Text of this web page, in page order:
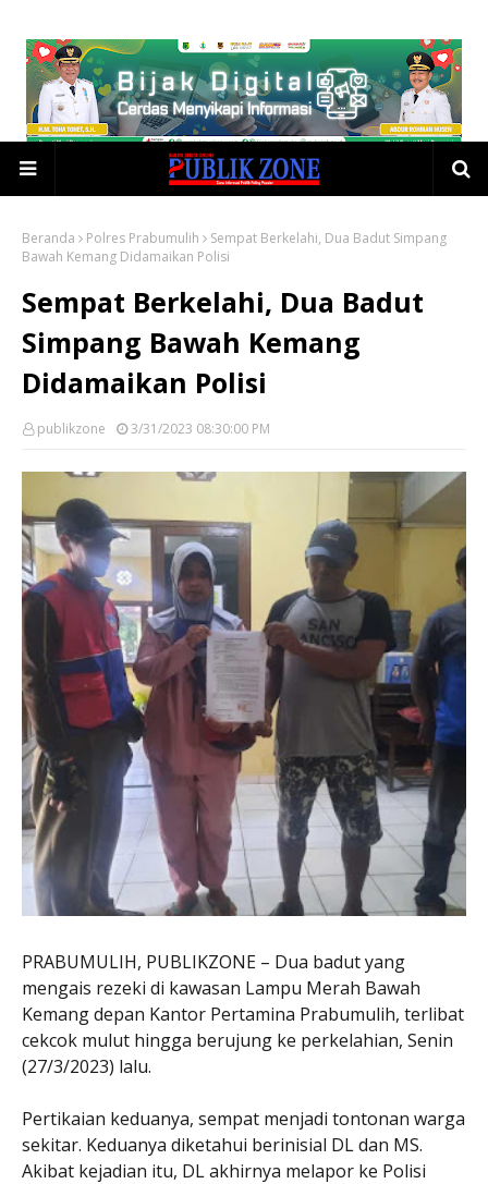
Beranda Polres Prabumulih
Sempat Berkelahi, Dua Badut Simpang
Bawah Kemang Didamaikan Polisi
Sempat Berkelahi, Dua Badut
Simpang Bawah Kemang
Didamaikan Polisi
publikzone 3/31/2023 08:30:00 PM
PRABUMULIH, PUBLIKZONE – Dua badut yang
mengais rezeki di kawasan Lampu Merah Bawah
Kemang depan Kantor Pertamina Prabumulih, terlibat
cekcok mulut hingga berujung ke perkelahian, Senin
(27/3/2023) lalu.
Pertikaian keduanya, sempat menjadi tontonan warga
sekitar. Keduanya diketahui berinisial DL dan MS.
Akibat kejadian itu, DL akhirnya melapor ke Polisi